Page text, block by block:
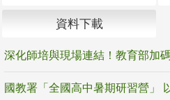
資料下載